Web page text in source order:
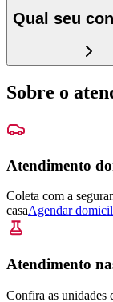
Qual seu
Sobre o
Atendimento
Coleta com a
casaAgendar
Atendimento
Confira as unidades